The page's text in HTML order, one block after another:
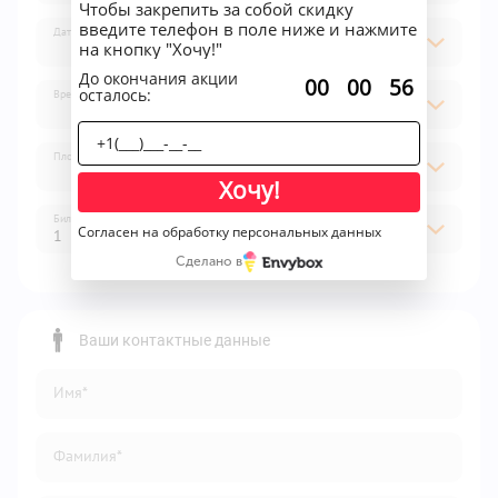
Дата
Время
Площадка
1
Билет
2
4
6
Ваши контактные данные
Имя*
Фамилия*
Чтобы закрепить за собой скидку
введите телефон в поле ниже и нажмите
на кнопку "Хочу!"
До окончания акции
осталось: 00 00 56
Хочу!
Согласен на обработку персональных данных
Сделано в